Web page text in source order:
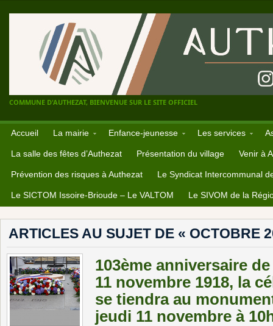
COMMUNE D'AUTHEZAT, BIENVENUE SUR LE SITE OFFICIEL
Accueil La mairie Enfance-jeunesse Les services
La salle des fêtes d’Authezat Présentation du village Venir à
Prévention des risques à Authezat Le Syndicat Intercommunal
Le SICTOM Issoire-Brioude – Le VALTOM Le SIVOM de la
ARTICLES AU SUJET DE « OCTOBRE
103ème anniversaire
11 novembre 1918, la
se tiendra au
jeudi 11 novembre à